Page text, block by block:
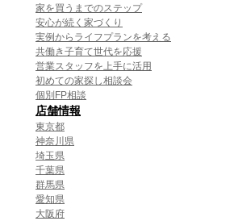
家を買うまでのステップ
安心が続く家づくり
実例からライフプランを考える
共働き子育て世代を応援
営業スタッフを上手に活用
初めての家探し相談会
個別FP相談
店舗情報
東京都
神奈川県
埼玉県
千葉県
群馬県
愛知県
大阪府